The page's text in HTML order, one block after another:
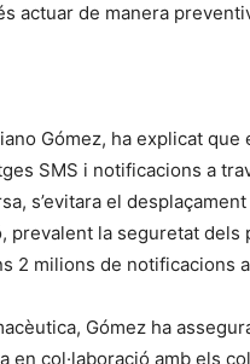
actuar de manera
Gómez, ha explicat
SMS i notificacions a
s’evitara el
prevalent la seguretat dels
2 milions de notificacions
Gómez ha
en col·laboració amb els